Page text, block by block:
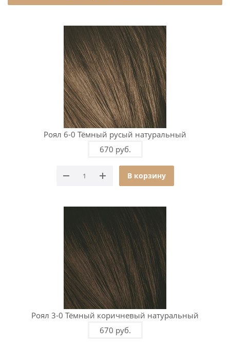
Роял 6-0 Тёмный русый натуральный
670 руб.
В корзину
Роял 3-0 Тёмный коричневый натуральный
670 руб.